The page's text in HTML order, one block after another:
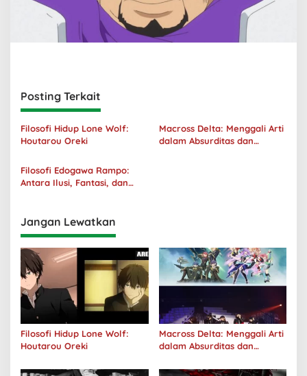
Posting Terkait
Filosofi Hidup Lone Wolf:
Houtarou Oreki
Macross Delta: Menggali Arti
dalam Absurditas dan
Filosofi Edogawa Rampo:
Antara Ilusi, Fantasi, dan
Jangan Lewatkan
Filosofi Hidup Lone Wolf:
Houtarou Oreki
Macross Delta: Menggali Arti
dalam Absurditas dan